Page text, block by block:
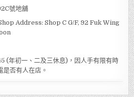
Address: Shop C G/F, 92 Fuk Wing